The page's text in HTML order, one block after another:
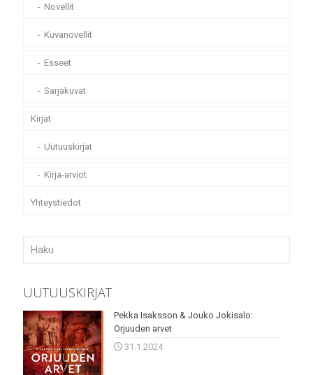
Novellit
Kuvanovellit
Esseet
Sarjakuvat
Kirjat
Uutuuskirjat
Kirja-arviot
Yhteystiedot
UUTUUSKIRJAT
Pekka Isaksson & Jouko Jokisalo:
Orjuuden arvet
31.1.2024